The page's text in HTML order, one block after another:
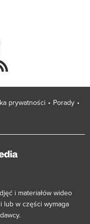
prywatności
Porady
i materiałów wideo
lub w części wymaga